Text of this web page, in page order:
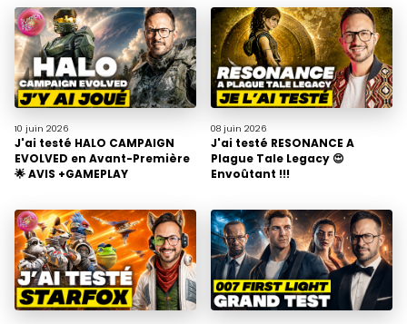
10 juin 2026
J'ai testé HALO CAMPAIGN
EVOLVED en Avant-Première
🌟 AVIS +GAMEPLAY
08 juin 2026
J'ai testé RESONANCE A
Plague Tale Legacy 😍
Envoûtant !!!